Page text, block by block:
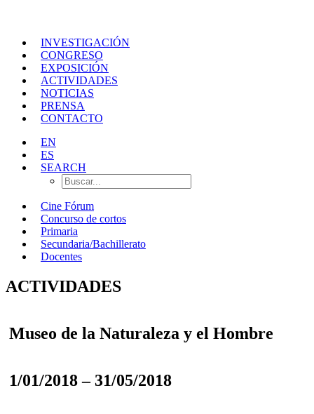
INVESTIGACIÓN
CONGRESO
EXPOSICIÓN
ACTIVIDADES
NOTICIAS
PRENSA
CONTACTO
EN
ES
SEARCH
Cine Fórum
Concurso de cortos
Primaria
Secundaria/Bachillerato
Docentes
ACTIVIDADES
Museo de la Naturaleza y el Hombre
1/01/2018 – 31/05/2018